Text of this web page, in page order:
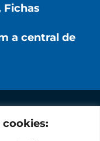
Fichas
a central de
Redes